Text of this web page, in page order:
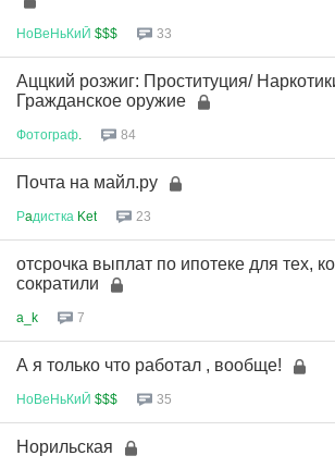
НоВеНьКиЙ $$$ 33
Аццкий розжиг: Проституция/
Гражданское оружие
Фотограф 84
Почта на майл.ру
Рaдистка Ket 23
отсрочка выплат по ипотеке для тех,
сократили
a_k 7
А я только что работал , вообще!
НоВеНьКиЙ $$$ 35
Норильская